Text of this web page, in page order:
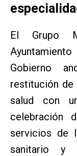
El Grupo
Gobierno
restitución de
salud con
celebración
servicios de
sanitario y